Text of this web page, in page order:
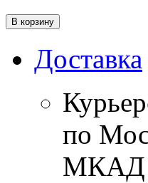
Доставка
по
МКАД